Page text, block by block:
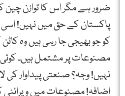
ضرور ہے مگر اس کا توازن
پاکستان کے حق میں نہیں!
کو جو بھیجی جا رہی ہیں وہ
مصنوعات پر مشتمل ہیں۔ کوئی
نہیں! وجہ؟ صنعتی پیداوار کی
اضافہ! مصنوعات میں ویرائٹی